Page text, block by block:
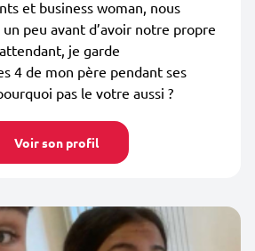
et business woman, nous
peu avant d’avoir notre propre
je garde
4 de mon père pendant ses
pas le votre aussi ?
Voir son profil